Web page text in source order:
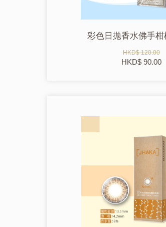
彩色日拋香水佛手柑
HKD$ 120.00
HKD$ 90.00